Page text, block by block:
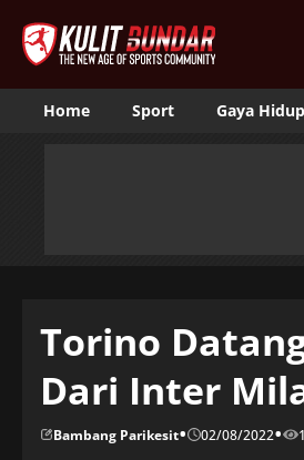
Home Sport Gaya
Torino
Dari Inter
Bambang Parikesit• 02/08/2022•